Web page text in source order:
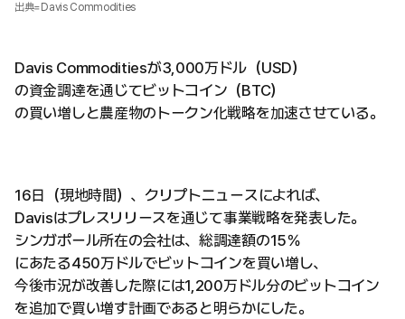
出典=Davis Commodities
Davis Commoditiesが3,000万ドル（USD）
の資金調達を通じてビットコイン（BTC）
の買い増しと農産物のトークン化戦略を加速させている。
16日（現地時間）、クリプトニュースによれば、
Davisはプレスリリースを通じて事業戦略を発表した。
シンガポール所在の会社は、総調達額の15％
にあたる450万ドルでビットコインを買い増し、
今後市況が改善した際には1,200万ドル分のビットコイン
を追加で買い増す計画であると明らかにした。